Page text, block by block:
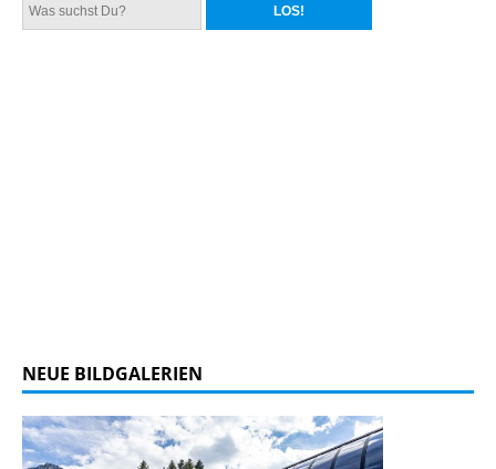
NEUE BILDGALERIEN